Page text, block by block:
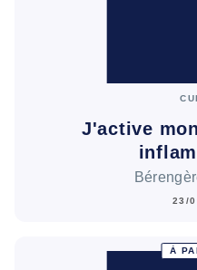
J'active
23/
À